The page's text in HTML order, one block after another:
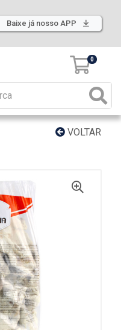
Baixe já nosso APP
0
VOLTAR